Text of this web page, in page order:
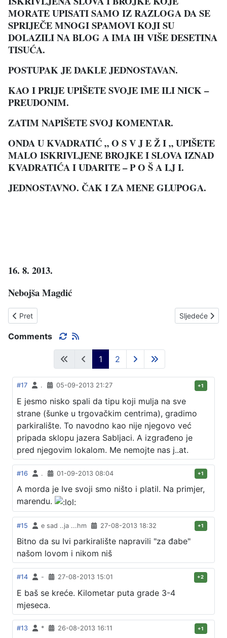
MORATE UPISATI SAMO IZ RAZLOGA DA SE
SPRIJEČE MNOGI SPAMOVI KOJI SU
DOLAZILI NA BLOG A IMA IH VIŠE DESETINA
TISUĆA.
POSTUPAK JE DAKLE JEDNOSTAVAN.
KAO I PRIJE UPIŠETE SVOJE IME ILI NICK –
PREUDONIM.
ZATIM NAPIŠETE SVOJ KOMENTAR.
ONDA U KVADRATIĆ „ O S V J E Ž I „ UPIŠETE
MALO ISKRIVLJENE BROJKE I SLOVA IZNAD
KVADRATIĆA I UDARITE – P O Š A LJ I.
JEDNOSTAVNO. ČAK I ZA MENE GLUPOGA.
16. 8. 2013.
Nebojša Magdić
Prethodni članak: DAN HRVATSKIH MUČENIKA
Pret Sljedeći
Sljedeće
Comments
1 2
#17 . 05-09-2013 21:27 +1
E jesmo nisko spali da tipu koji mulja na sve
strane (šunke u trgovačkim centrima), gradimo
parkiralište. To navodno kao nije njegovo već
pripada sklopu jazera Sabljaci. A izgrađeno je
pred njegovim lokalom. Me nemojte nas j..at.
#16 . 01-09-2013 08:04 +1
A morda je Ive svoji smo ništo i platil. Na primjer,
marendu.
#15 e sad ..ja ...hm 27-08-2013 18:32 +1
Bitno da su Ivi parkiralište napravili "za đabe"
našom lovom i nikom niš
#14 - 27-08-2013 15:01 +2
E baš se kreće. Kilometar puta grade 3-4
mjeseca.
#13 * 26-08-2013 16:11 +1